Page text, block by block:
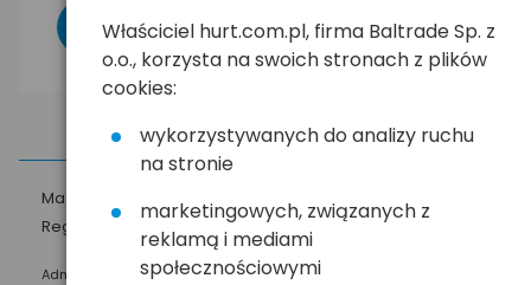
Masz pytania?
Regulamin
Polityka prywatności
Administratorem Twoich danych osobowych jest Baltrade sp. z o.o.
Właściciel hurt.com.pl, firma Baltrade Sp. z
o.o., korzysta na swoich stronach z plików
cookies:
wykorzystywanych do analizy ruchu
na stronie
marketingowych, związanych z
reklamą i mediami
społecznościowymi